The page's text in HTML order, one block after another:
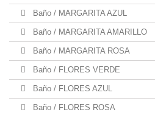
Baño / MARGARITA AZUL
Baño / MARGARITA AMARILLO
Baño / MARGARITA ROSA
Baño / FLORES VERDE
Baño / FLORES AZUL
Baño / FLORES ROSA